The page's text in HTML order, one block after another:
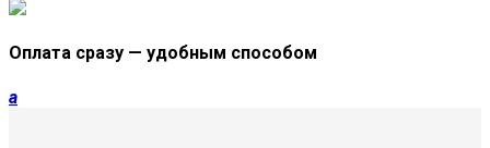
Оплата сразу — удобным способом
a